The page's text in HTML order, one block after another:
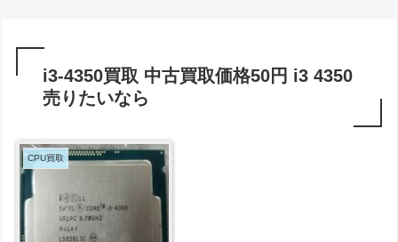
i3-4350買取 中古買取価格50円 i3 4350
売りたいなら
CPU買取